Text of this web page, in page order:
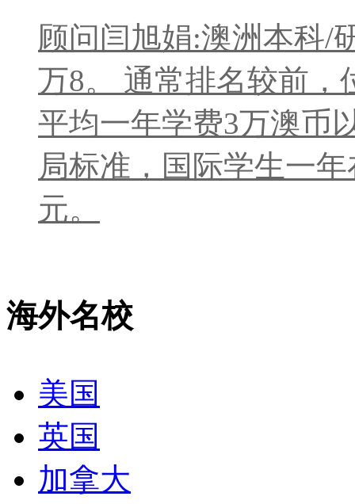
顾问闫旭娟:澳洲本科/
万8。 通常排名较前，
平均一年学费3万澳币
局标准，国际学生一
元。
海外名校
美国
英国
加拿大